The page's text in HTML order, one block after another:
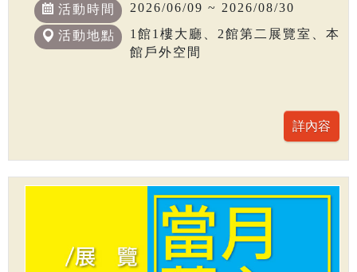
活動時間 2026/06/09 ~ 2026/08/30
活動地點
1館1樓大廳、2館第二展覽室、本
館戶外空間